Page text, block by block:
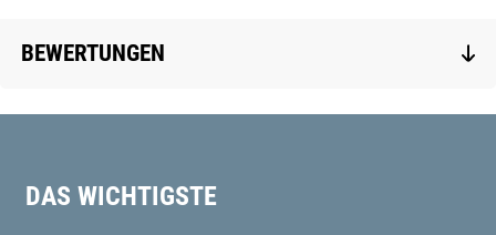
BEWERTUNGEN
DAS WICHTIGSTE